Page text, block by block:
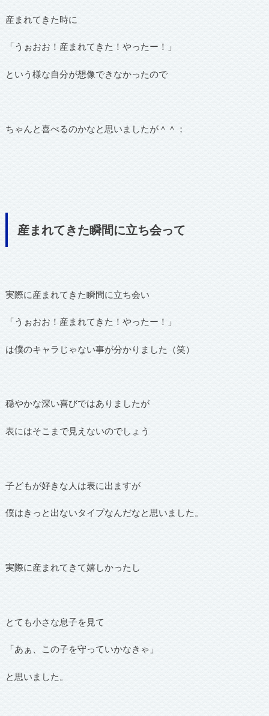
産まれてきた時に
「うぉおお！産まれてきた！やったー！」
という様な自分が想像できなかったので
ちゃんと喜べるのかなと思いましたが＾＾；
産まれてきた瞬間に立ち会って
実際に産まれてきた瞬間に立ち会い
「うぉおお！産まれてきた！やったー！」
は僕のキャラじゃない事が分かりました（笑）
穏やかな深い喜びではありましたが
表にはそこまで見えないのでしょう
子どもが好きな人は表に出ますが
僕はきっと出ないタイプなんだなと思いました。
実際に産まれてきて嬉しかったし
とても小さな息子を見て
「あぁ、この子を守っていかなきゃ」
と思いました。